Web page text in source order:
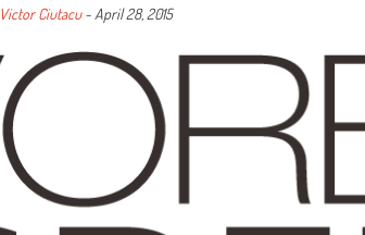
Victor Ciutacu- April 28, 2015